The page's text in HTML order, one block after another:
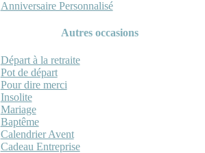
Anniversaire Personnalisé
Autres occasions
Départ à la retraite
Pot de départ
Pour dire merci
Insolite
Mariage
Baptême
Calendrier Avent
Cadeau Entreprise